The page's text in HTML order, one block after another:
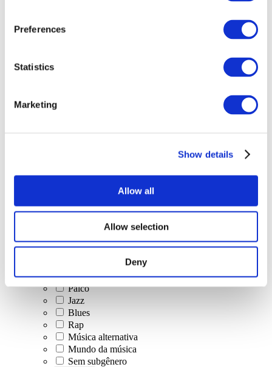
Preferences
Statistics
Marketing
Show details
Allow all
Allow selection
Deny
Összes
esemény
Música clássica
Jazz e Blues
música israelense
Folclore
Nossa oferta especial
Música
Palco
Jazz
Blues
Rap
Música alternativa
Mundo da música
Sem subgênero